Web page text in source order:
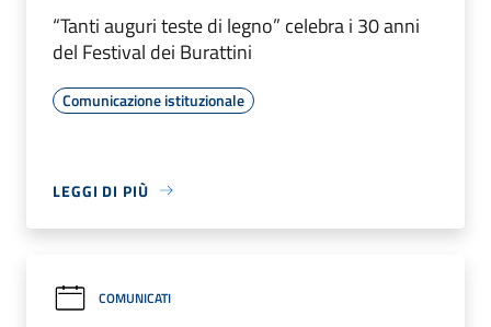
“Tanti auguri teste di legno” celebra i 30 anni
del Festival dei Burattini
Comunicazione istituzionale
LEGGI DI PIÙ
COMUNICATI